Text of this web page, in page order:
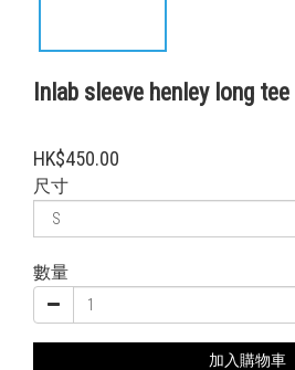
Inlab sleeve henley long
HK$450.00
尺寸
數量
加入購物車